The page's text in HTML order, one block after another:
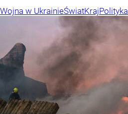
Wojna w UkrainieŚwiatKrajPolityka